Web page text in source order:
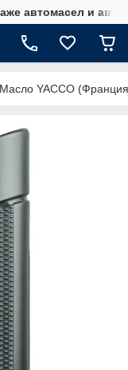
автомасел и
Масло YACCO